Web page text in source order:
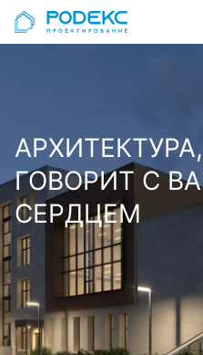
ГОВОРИТ С
СЕРДЦЕМ